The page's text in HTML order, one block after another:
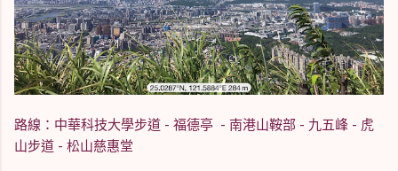
路線：中華科技大學步道 - 福德亭 - 南港山鞍部 - 九五峰 - 虎
山步道 - 松山慈惠堂